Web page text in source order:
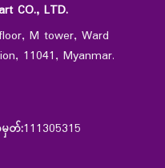
CO., LTD.
M tower, Ward
11041, Myanmar.
တ်:111305315